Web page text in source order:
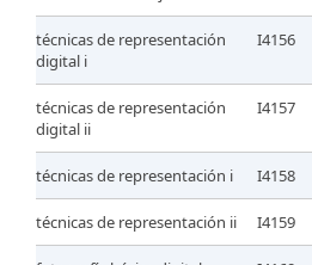
técnicas de representación
digital i
I4156
técnicas de representación
digital ii
I4157
técnicas de representación i I4158
técnicas de representación ii I4159